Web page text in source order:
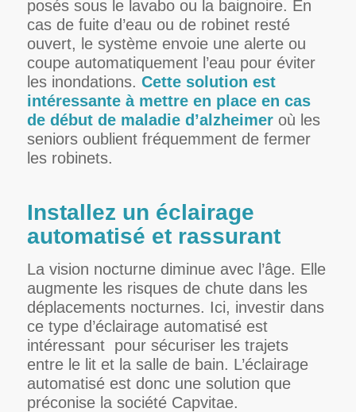
posés sous le lavabo ou la baignoire. En
cas de fuite d’eau ou de robinet resté
ouvert, le système envoie une alerte ou
coupe automatiquement l’eau pour éviter
les inondations. Cette solution est
intéressante à mettre en place en cas
de début de maladie d’alzheimer où les
seniors oublient fréquemment de fermer
les robinets.
Installez un éclairage
automatisé et rassurant
La vision nocturne diminue avec l’âge. Elle
augmente les risques de chute dans les
déplacements nocturnes. Ici, investir dans
ce type d’éclairage automatisé est
intéressant
pour sécuriser les trajets
entre le lit et la salle de bain. L’éclairage
automatisé est donc une solution que
préconise la société Capvitae.